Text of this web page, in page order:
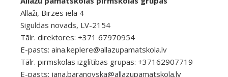
Allaži, Birzes iela 4
Siguldas novads, LV-2154
Tālr. direktores: +371 67970954
E-pasts: aina.keplere@allazupamatskola.lv
Tālr. pirmskolas izglītības grupas: +37162907719
E-pasts: jana.baranovska@allazupamatskola.lv